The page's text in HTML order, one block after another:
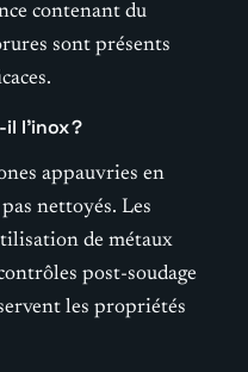
contenant du
sont présents
l’inox ?
appauvries en
nettoyés. Les
de métaux
post-soudage
les propriétés